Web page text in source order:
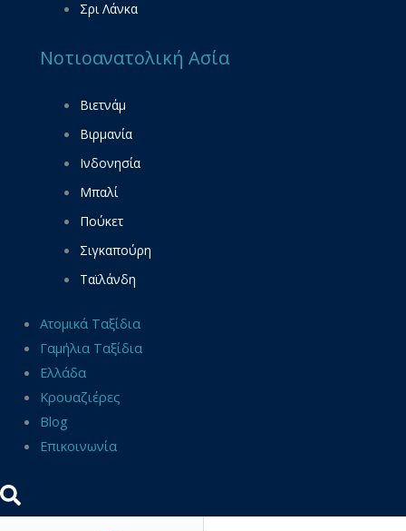
Σρι Λάνκα
Νοτιοανατολική Ασία
Βιετνάμ
Βιρμανία
Ινδονησία
Μπαλί
Πούκετ
Σιγκαπούρη
Ταϊλάνδη
Ατομικά Ταξίδια
Γαμήλια Ταξίδια
Ελλάδα
Κρουαζιέρες
Blog
Επικοινωνία